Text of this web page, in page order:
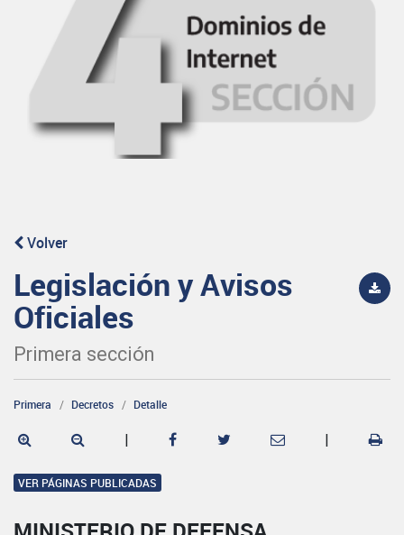
Volver
Legislación y Avisos
Oficiales
Primera sección
Primera Decretos Detalle
| |
VER PÁGINAS PUBLICADAS